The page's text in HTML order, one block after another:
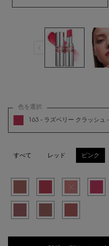
163 - ラズベリー クラッシ
色を選択
すべて レッド ピンク
10 - スターダスト ラブ【パール
12 - エレクトリック ラ
選択済み
商品バリエー